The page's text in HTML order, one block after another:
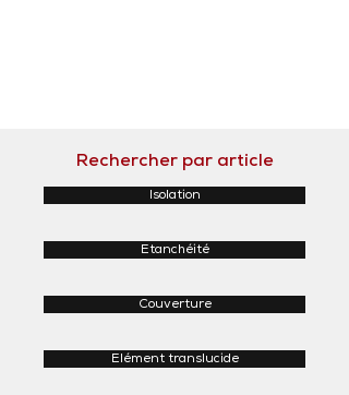
Rechercher par article
Isolation
Etanchéité
Couverture
Elément translucide